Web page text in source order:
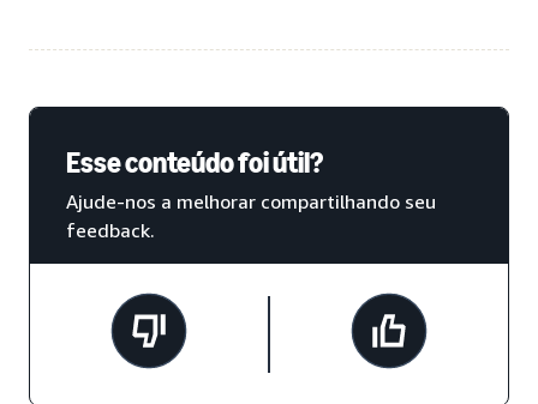
Esse conteúdo foi útil?
Ajude-nos a melhorar compartilhando seu
feedback.